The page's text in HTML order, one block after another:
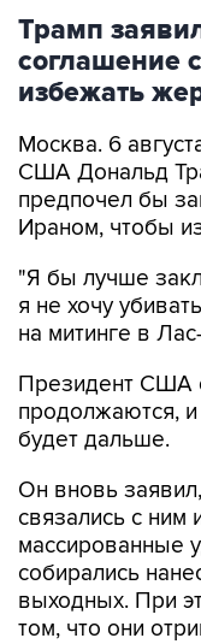
Трамп
соглашение
избежать
Москва. 6
США Дональд
предпочел бы
Ираном, чтобы
"Я бы лучше
я не хочу
на митинге в
Президент США
продолжаются, и
будет дальше.
Он вновь
связались с ним
массированные
собирались
выходных. При
том, что они